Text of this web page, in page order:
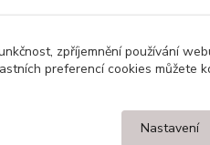
zpříjemnění používání
preferencí cookies můžete
Nastavení